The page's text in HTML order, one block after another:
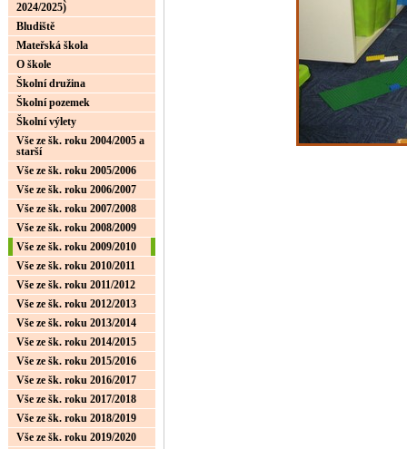
2024/2025)
Bludiště
Mateřská škola
O škole
Školní družina
Školní pozemek
Školní výlety
Vše ze šk. roku 2004/2005 a
starší
Vše ze šk. roku 2005/2006
Vše ze šk. roku 2006/2007
Vše ze šk. roku 2007/2008
Vše ze šk. roku 2008/2009
Vše ze šk. roku 2009/2010
Vše ze šk. roku 2010/2011
Vše ze šk. roku 2011/2012
Vše ze šk. roku 2012/2013
Vše ze šk. roku 2013/2014
Vše ze šk. roku 2014/2015
Vše ze šk. roku 2015/2016
Vše ze šk. roku 2016/2017
Vše ze šk. roku 2017/2018
Vše ze šk. roku 2018/2019
Vše ze šk. roku 2019/2020